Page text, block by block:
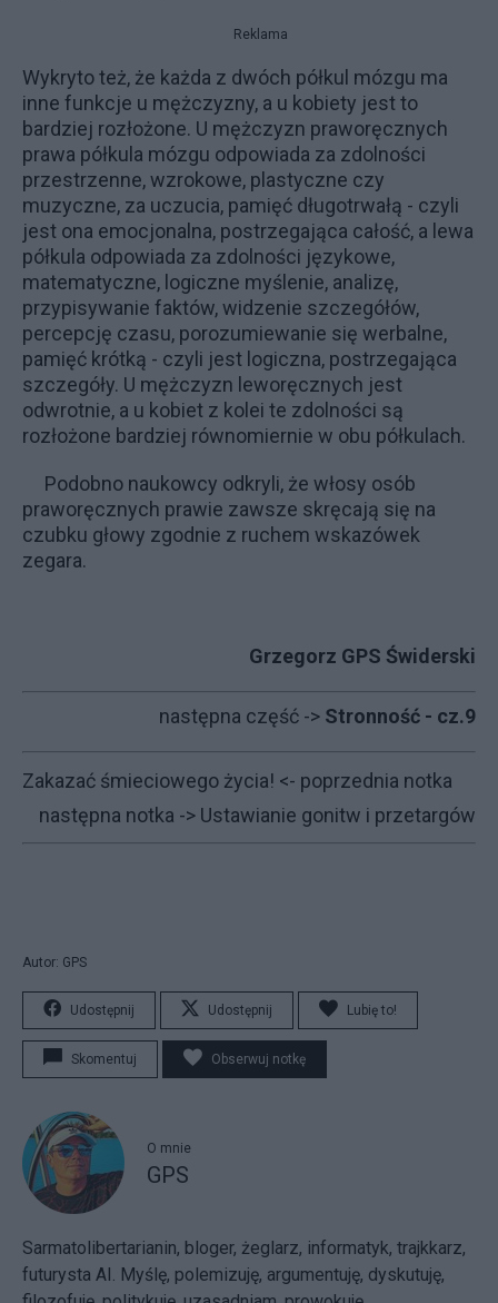
Reklama
Wykryto też, że każda z dwóch półkul mózgu ma
inne funkcje u mężczyzny, a u kobiety jest to
bardziej rozłożone. U mężczyzn praworęcznych
prawa półkula mózgu odpowiada za zdolności
przestrzenne, wzrokowe, plastyczne czy
muzyczne, za uczucia, pamięć długotrwałą - czyli
jest ona emocjonalna, postrzegająca całość, a lewa
półkula odpowiada za zdolności językowe,
matematyczne, logiczne myślenie, analizę,
przypisywanie faktów, widzenie szczegółów,
percepcję czasu, porozumiewanie się werbalne,
pamięć krótką - czyli jest logiczna, postrzegająca
szczegóły. U mężczyzn leworęcznych jest
odwrotnie, a u kobiet z kolei te zdolności są
rozłożone bardziej równomiernie w obu półkulach.
Podobno naukowcy odkryli, że włosy osób
praworęcznych prawie zawsze skręcają się na
czubku głowy zgodnie z ruchem wskazówek
zegara.
Grzegorz GPS Świderski
następna część -> Stronność - cz.9
Zakazać śmieciowego życia! <- poprzednia notka
następna notka -> Ustawianie gonitw i przetargów
Autor: GPS
Udostępnij Udostępnij Lubię to!
Skomentuj Obserwuj notkę
O mnie
GPS
Sarmatolibertarianin, bloger, żeglarz, informatyk, trajkkarz,
futurysta AI. Myślę, polemizuję, argumentuję, dyskutuję,